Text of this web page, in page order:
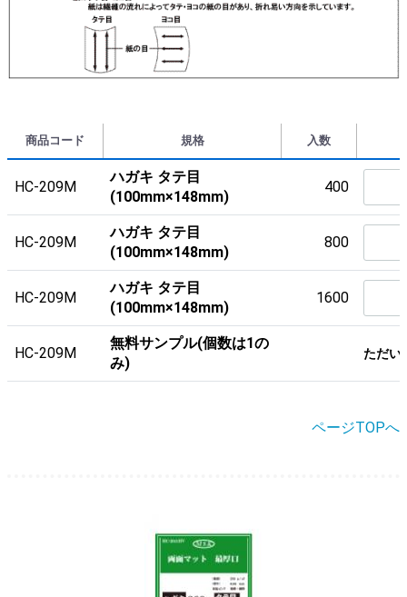
商品コード 規格 入数
HC-209M
ハガキ タテ目
(100mm×148mm)
400
HC-209M
ハガキ タテ目
(100mm×148mm)
800
HC-209M
ハガキ タテ目
(100mm×148mm)
1600
HC-209M
無料サンプル(個数は1の
み)
ただい
ページTOPへ